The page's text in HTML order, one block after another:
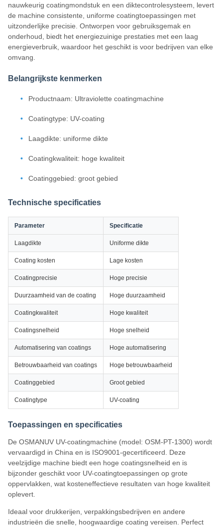
nauwkeurig coatingmondstuk en een diktecontrolesysteem, levert
de machine consistente, uniforme coatingtoepassingen met
uitzonderlijke precisie. Ontworpen voor gebruiksgemak en
onderhoud, biedt het energiezuinige prestaties met een laag
energieverbruik, waardoor het geschikt is voor bedrijven van elke
omvang.
Belangrijkste kenmerken
Productnaam: Ultraviolette coatingmachine
Coatingtype: UV-coating
Laagdikte: uniforme dikte
Coatingkwaliteit: hoge kwaliteit
Coatinggebied: groot gebied
Technische specificaties
Parameter Specificatie
Laagdikte Uniforme dikte
Coating kosten Lage kosten
Coatingprecisie Hoge precisie
Duurzaamheid van de coating Hoge duurzaamheid
Coatingkwaliteit Hoge kwaliteit
Coatingsnelheid Hoge snelheid
Automatisering van coatings Hoge automatisering
Betrouwbaarheid van coatings Hoge betrouwbaarheid
Coatinggebied Groot gebied
Coatingtype UV-coating
Toepassingen en specificaties
De OSMANUV UV-coatingmachine (model: OSM-PT-1300) wordt
vervaardigd in China en is ISO9001-gecertificeerd. Deze
veelzijdige machine biedt een hoge coatingsnelheid en is
bijzonder geschikt voor UV-coatingtoepassingen op grote
oppervlakken, wat kosteneffectieve resultaten van hoge kwaliteit
oplevert.
Ideaal voor drukkerijen, verpakkingsbedrijven en andere
industrieën die snelle, hoogwaardige coating vereisen. Perfect